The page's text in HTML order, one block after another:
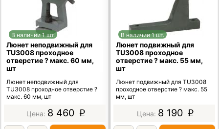
В наличии 1 шт.
Люнет неподвижный для
TU3008 проходное
отверстие ? макс. 60 мм,
шт
Люнет неподвижный для
TU3008 проходное отверстие ?
макс. 60 мм, шт
8 460 p
В наличии 1 шт.
Люнет подвижный для
TU3008 проходное
отверстие ? макс. 55 мм,
шт
Люнет подвижный для TU3008
проходное отверстие ? макс. 55
мм, шт
8 190 p